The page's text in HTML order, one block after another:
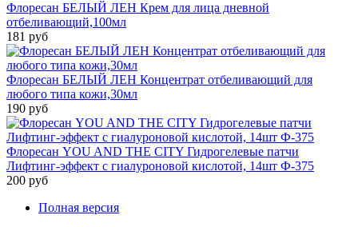
Флоресан БЕЛЫЙ ЛЕН Крем для лица дневной
отбеливающий,100мл
181 руб
Флоресан БЕЛЫЙ ЛЕН Концентрат отбеливающий для
любого типа кожи,30мл
190 руб
Флоресан YOU AND THE CITY Гидрогелевые патчи
Лифтинг-эффект с гиалуроновой кислотой, 14шт Ф-375
200 руб
Полная версия